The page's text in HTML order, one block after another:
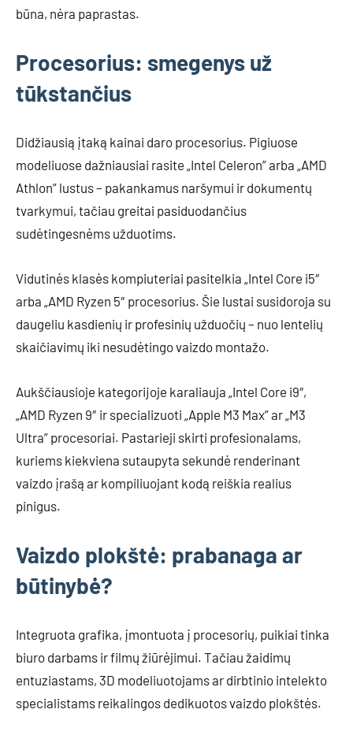
būna, nėra paprastas.
Procesorius: smegenys už
tūkstančius
Didžiausią įtaką kainai daro procesorius. Pigiuose
modeliuose dažniausiai rasite „Intel Celeron” arba „AMD
Athlon” lustus – pakankamus naršymui ir dokumentų
tvarkymui, tačiau greitai pasiduodančius
sudėtingesnėms užduotims.
Vidutinės klasės kompiuteriai pasitelkia „Intel Core i5″
arba „AMD Ryzen 5″ procesorius. Šie lustai susidoroja su
daugeliu kasdienių ir profesinių užduočių – nuo lentelių
skaičiavimų iki nesudėtingo vaizdo montažo.
Aukščiausioje kategorijoje karaliauja „Intel Core i9″,
„AMD Ryzen 9″ ir specializuoti „Apple M3 Max” ar „M3
Ultra” procesoriai. Pastarieji skirti profesionalams,
kuriems kiekviena sutaupyta sekundė renderinant
vaizdo įrašą ar kompiliuojant kodą reiškia realius
pinigus.
Vaizdo plokštė: prabanaga ar
būtinybė?
Integruota grafika, įmontuota į procesorių, puikiai tinka
biuro darbams ir filmų žiūrėjimui. Tačiau žaidimų
entuziastams, 3D modeliuotojams ar dirbtinio intelekto
specialistams reikalingos dedikuotos vaizdo plokštės.